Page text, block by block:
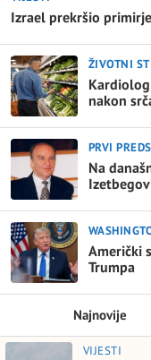
Izrael prekršio
ŽIVOTNI
nakon
PRVI
Na
Američki
Trumpa
Najnovije
VIJESTI